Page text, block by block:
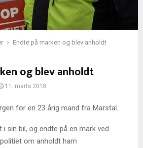
Endte på marken og blev anholdt
og blev anholdt
11. marts 2018
for en 23 årig mand fra Marstal.
sin bil, og endte på en mark ved
om anholdt ham